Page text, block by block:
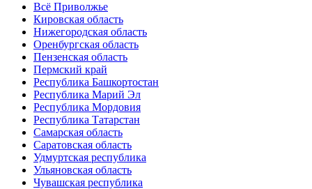
Всё Приволжье
Кировская область
Нижегородская область
Оренбургская область
Пензенская область
Пермский край
Республика Башкортостан
Республика Марий Эл
Республика Мордовия
Республика Татарстан
Самарская область
Саратовская область
Удмуртская республика
Ульяновская область
Чувашская республика